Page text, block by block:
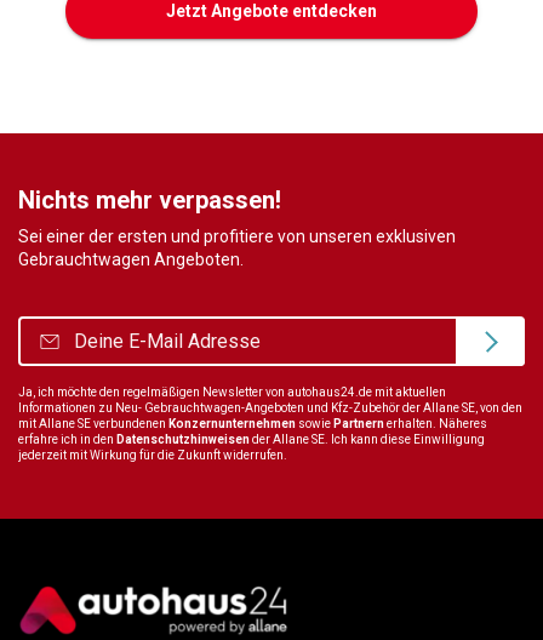
Jetzt Angebote entdecken
Nichts mehr verpassen!
Sei einer der ersten und profitiere von unseren exklusiven
Gebrauchtwagen Angeboten.
Ja, ich möchte den regelmäßigen Newsletter von autohaus24.de mit aktuellen
Informationen zu Neu- Gebrauchtwagen-Angeboten und Kfz-Zubehör der Allane SE, von den
mit Allane SE verbundenen Konzernunternehmen sowie Partnernerhalten. Näheres
erfahre ich in den Datenschutzhinweisender Allane SE. Ich kann diese Einwilligung
jederzeit mit Wirkung für die Zukunft widerrufen.